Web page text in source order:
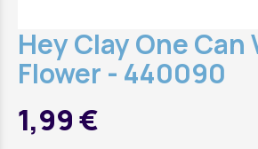
Hey Clay One Can
Flower - 440090
1,99 €